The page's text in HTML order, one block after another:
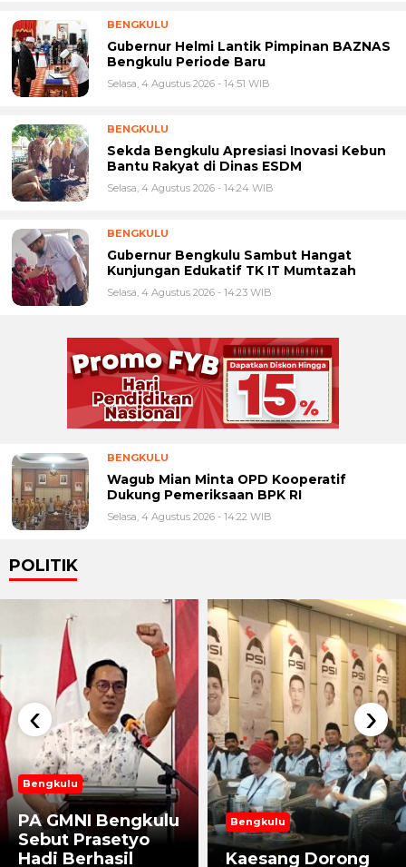
BENGKULU
Gubernur Helmi Lantik Pimpinan BAZNAS
Bengkulu Periode Baru
Selasa, 4 Agustus 2026 - 14:51 WIB
BENGKULU
Sekda Bengkulu Apresiasi Inovasi Kebun
Bantu Rakyat di Dinas ESDM
Selasa, 4 Agustus 2026 - 14:24 WIB
BENGKULU
Gubernur Bengkulu Sambut Hangat
Kunjungan Edukatif TK IT Mumtazah
Selasa, 4 Agustus 2026 - 14:23 WIB
BENGKULU
Wagub Mian Minta OPD Kooperatif
Dukung Pemeriksaan BPK RI
Selasa, 4 Agustus 2026 - 14:22 WIB
POLITIK
Bengkulu
PA GMNI Bengkulu
Sebut Prasetyo
Hadi Berhasil
Bengkulu
Kaesang Dorong
‹ ›